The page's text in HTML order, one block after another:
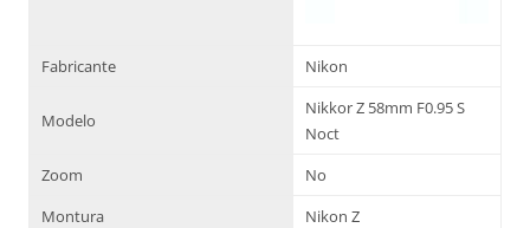
Fabricante Nikon
Modelo
Nikkor Z 58mm F0.95 S
Noct
Zoom
No
Montura
Nikon Z